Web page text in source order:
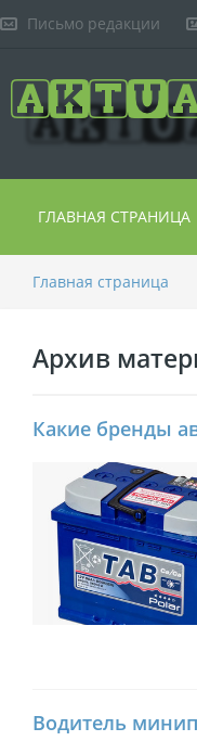
Письмо редакции
ГЛАВНАЯ СТРАНИЦА
Главная страница
Архив
Какие бренды
Водитель